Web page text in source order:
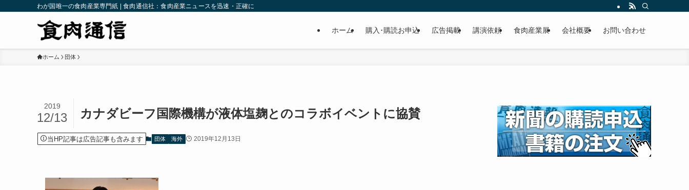
わが国唯一の食肉産業専門紙 | 食肉通信社：食肉産業ニュースを迅速・正確に
ホーム 購入･購読お申込 広告掲載 講演依頼 食肉産業展 会社概要 お問い合わせ
ホーム 団体
カナダビーフ国際機構が液体塩麹とのコラボイベントに協賛
2019
12/13
当HP記事は広告記事も含みます 団体 海外 2019年12月13日